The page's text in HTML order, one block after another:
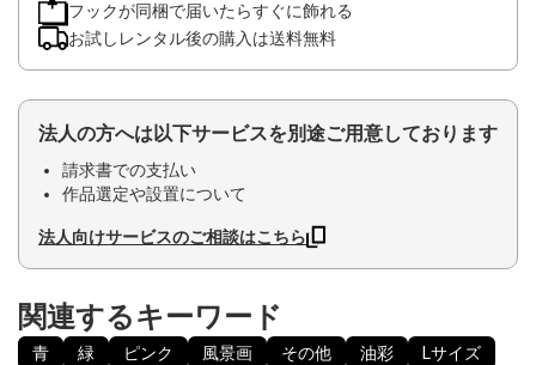
フックが同梱で届いたらすぐに飾れる
お試しレンタル後の購入は送料無料
法人の方へは以下サービスを別途ご用意しております
請求書での支払い
作品選定や設置について
法人向けサービスのご相談はこちら
関連するキーワード
青 緑 ピンク 風景画 その他 油彩
Lサイズ